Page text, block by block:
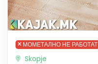
МОМЕТАЛНО НЕ РАБОТАТ
Skopje